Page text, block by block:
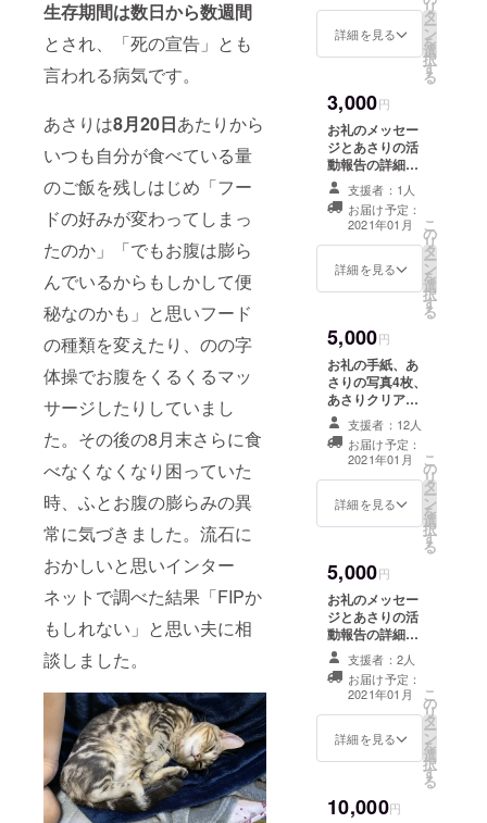
生存期間は数日から数週間
とされ、「死の宣告」とも
言われる病気です。
あさりは8月20日あたりから
いつも自分が食べている量
のご飯を残しはじめ「フー
ドの好みが変わってしまっ
たのか」「でもお腹は膨ら
んでいるからもしかして便
秘なのかも」と思いフード
の種類を変えたり、のの字
体操でお腹をくるくるマッ
サージしたりしていまし
た。その後の8月末さらに食
べなくなくなり困っていた
時、ふとお腹の膨らみの異
常に気づきました。流石に
おかしいと思いインター
ネットで調べた結果「FIPか
もしれない」と思い夫に相
談しました。
詳細を見る
リ
タ
ー
ン
を
選
択
す
る
3,000円
お礼のメッセー
ジとあさりの活
動報告の詳細。
あさりの写真6枚
支援者：1人
お届け予定：
2021年01月
詳細を見る
こ
の
リ
タ
ー
ン
を
選
択
す
る
5,000円
お礼の手紙、あ
さりの写真4枚、
あさりクリア
ファイル2枚 あ
さりの活動報告
も一緒に同封さ
せて頂きます。
支援者：12人
お届け予定：
2021年01月
詳細を見る
こ
の
リ
タ
ー
ン
を
選
択
す
る
5,000円
お礼のメッセー
ジとあさりの活
動報告の詳細。
あさりの写真8枚
支援者：2人
お届け予定：
2021年01月
詳細を見る
こ
の
リ
タ
ー
ン
を
選
択
す
る
10,000円